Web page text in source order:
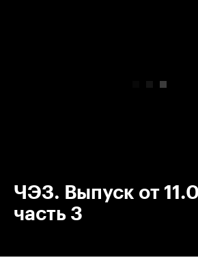
ЧЭЗ. Выпуск от
часть 3